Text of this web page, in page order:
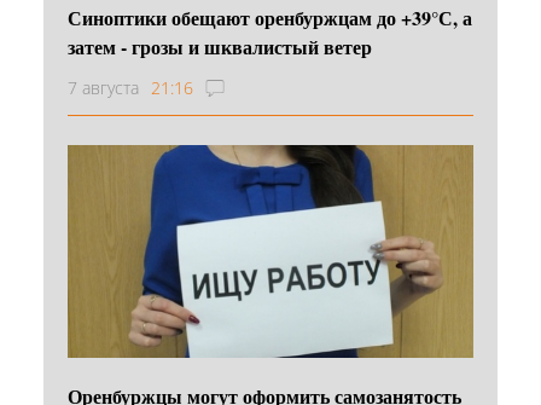
Синоптики обещают оренбуржцам до +39°С, а
затем - грозы и шквалистый ветер
7 августа 21:16
Оренбуржцы могут оформить самозанятость